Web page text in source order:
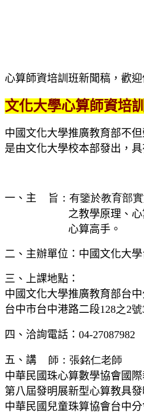
心算師資培訓班新聞稿， 歡迎
文化大學心算師資培
中國文化大學推廣教育部不
是由文化大學校本部發出，
一、主 旨：有鑒於教育部實
之教學原理、
心算高手。
二、主辦單位：中國文化大
三、上課地點：
中國文化大學推廣教育部台
台中市台中港路二段128之2
四、洽詢電話： 04-27087982
五、講 師：張銘仁老師
中華民國珠心算數學協會國際
第八屆發明展新型心算教具
中華民國兒童珠算協會台中